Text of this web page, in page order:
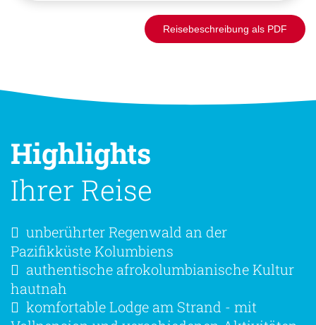
Reisebeschreibung als PDF
Highlights
Ihrer Reise
unberührter Regenwald an der
Pazifikküste Kolumbiens
authentische afrokolumbianische Kultur
hautnah
komfortable Lodge am Strand - mit